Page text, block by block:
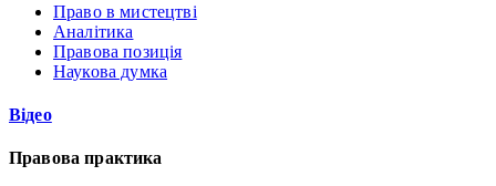
Право в мистецтві
Аналітика
Правова позиція
Наукова думка
Відео
Правова практика